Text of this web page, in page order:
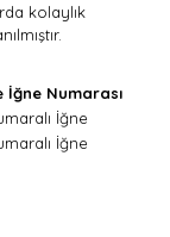
kolaylık
İğne Numarası
İğne
İğne